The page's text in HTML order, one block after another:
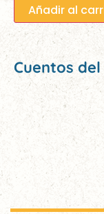
Añadir al
Cuentos